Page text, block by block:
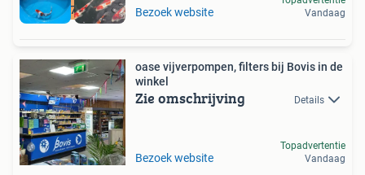
Vanaf 70 euro Bezoek website
Vandaag
oase vijverpompen, filters bij Bovis in de
winkel
Zie omschrijving Details
Bezoek website
Topadvertentie
Vandaag